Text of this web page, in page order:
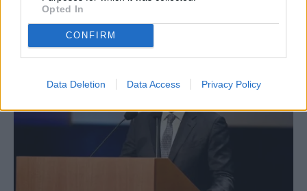
Opted In
CONFIRM
Data Deletion Data Access Privacy Policy